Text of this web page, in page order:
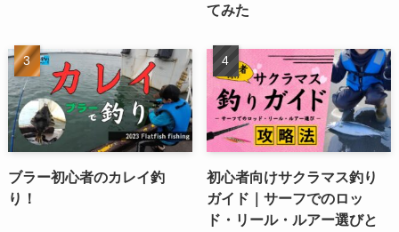
てみた
ブラー初心者のカレイ釣
り！
初心者向けサクラマス釣り
ガイド｜サーフでのロッ
ド・リール・ルアー選びと